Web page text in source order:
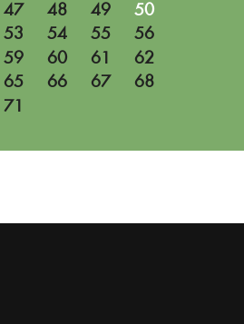
47 48 49
50
53 54 55
56
59 60 61
62
65 66 67
68
71